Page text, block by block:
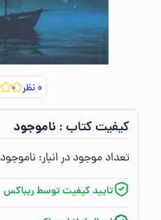
۰نظر
کیفیت کتاب :‌ ناموجود
تعداد موجود در انبار:‌ ناموجود
تایید کیفیت توسط ریباکس